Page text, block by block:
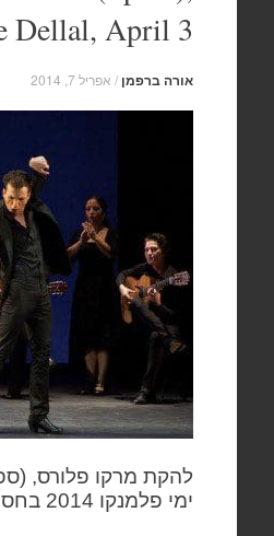
Dellal, April 3
אורה ברפמן / אפריל 7, 2014
להקת מרקו פלורס,
ימי פלמנקו 2014 בחסות קרן עדי.